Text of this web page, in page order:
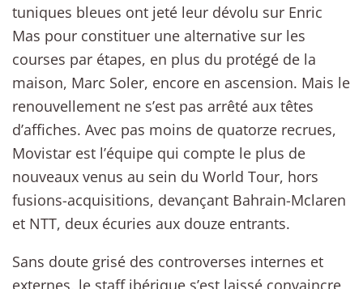
tuniques bleues ont jeté leur dévolu sur Enric
Mas pour constituer une alternative sur les
courses par étapes, en plus du protégé de la
maison, Marc Soler, encore en ascension. Mais le
renouvellement ne s’est pas arrêté aux têtes
d’affiches. Avec pas moins de quatorze recrues,
Movistar est l’équipe qui compte le plus de
nouveaux venus au sein du World Tour, hors
fusions-acquisitions, devançant Bahrain-Mclaren
et NTT, deux écuries aux douze entrants.
Sans doute grisé des controverses internes et
externes, le staff ibérique s’est laissé convaincre